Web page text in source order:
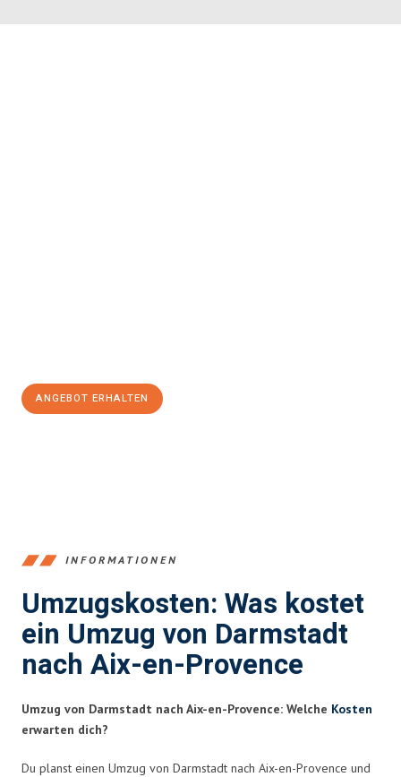
ANGEBOT ERHALTEN
INFORMATIONEN
Umzugskosten: Was kostet
ein Umzug von Darmstadt
nach Aix-en-Provence
Umzug von Darmstadt nach Aix-en-Provence: Welche Kosten
erwarten dich?
Du planst einen Umzug von Darmstadt nach Aix-en-Provence und